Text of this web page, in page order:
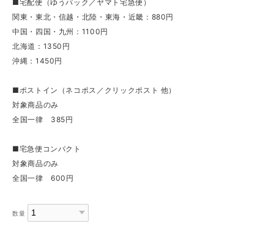
■宅配便（ゆうパック／ヤマト宅急便）
関東・東北・信越・北陸・東海・近畿：880円
中国・四国・九州：1100円
北海道：1350円
沖縄：1450円
■ポストイン（ネコポス／クリックポスト 他）
対象商品のみ
全国一律 385円
■宅急便コンパクト
対象商品のみ
全国一律 600円
数量